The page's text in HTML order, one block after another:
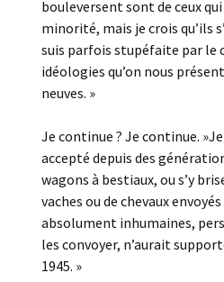
bouleversent sont de ceux
minorité, mais je crois qu’ils
suis parfois stupéfaite par le
idéologies qu’on nous
neuves. »
Je continue ? Je continue.
accepté depuis des
wagons à bestiaux, ou s’y
vaches ou de chevaux
absolument inhumaines,
les convoyer, n’aurait
1945. »